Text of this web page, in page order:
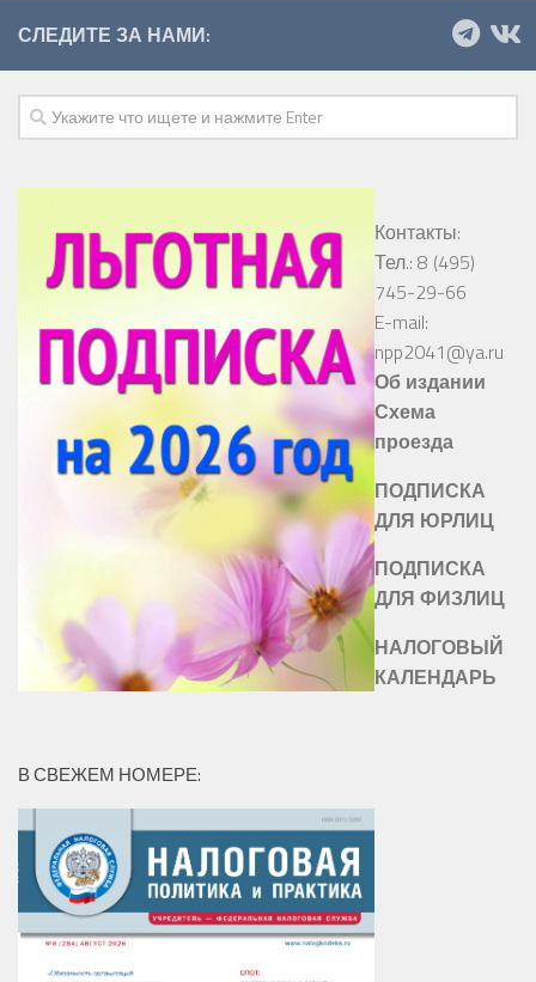
СЛЕДИТЕ ЗА НАМИ:
Контакты:
Тел.: 8 (495)
745-29-66
E-mail:
npp2041@ya.ru
Об издании
Схема
проезда
ПОДПИСКА
ДЛЯ ЮРЛИЦ
ПОДПИСКА
ДЛЯ ФИЗЛИЦ
НАЛОГОВЫЙ
КАЛЕНДАРЬ
В СВЕЖЕМ НОМЕРЕ: